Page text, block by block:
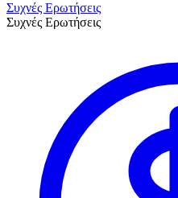
Συχνές Ερωτήσεις
Συχνές Ερωτήσεις